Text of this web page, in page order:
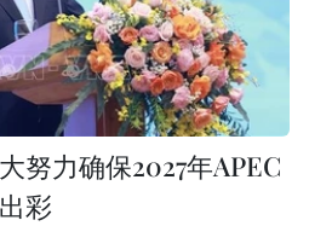
努力确保2027年APEC
彩